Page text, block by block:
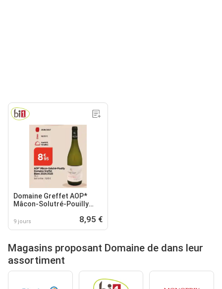
Domaine Greffet AOP*
Mâcon-Solutré-Pouilly
9 jours 8,95 €
Magasins proposant Domaine de dans leur
assortiment